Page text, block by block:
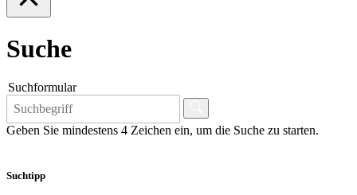
Suche
Suchformular
Geben Sie mindestens 4 Zeichen ein, um die Suche zu starten.
Suchtipp